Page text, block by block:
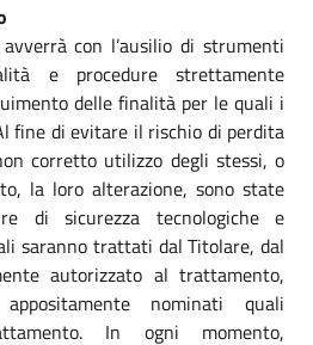
con l’ausilio di strumenti
e procedure strettamente
delle finalità per le quali i
fine di evitare il rischio di perdita
corretto utilizzo degli stessi, o
la loro alterazione, sono state
di sicurezza tecnologiche e
saranno trattati dal Titolare, dal
autorizzato al trattamento,
nominati quali
In ogni momento,